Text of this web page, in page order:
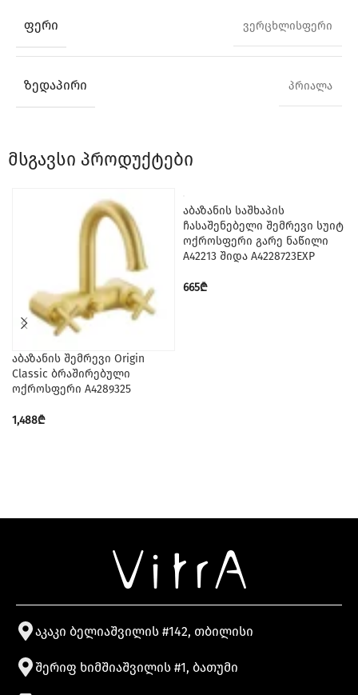
ᲤᲔᲠᲘ ვერცხლისფერი
ᲖᲔᲓᲐᲞᲘᲠᲘ პრიალა
მსგავსი პროდუქტები
აბაზანის შემრევი Origin
Classic ბრაშირებული
ოქროსფერი A4289325
1,488₾
აბაზანის საშხაპის
ჩასაშენებელი შემრევი სუიტ
ოქროსფერი გარე ნაწილი
A42213 შიდა A4228723EXP
665₾
აკაკი ბელიაშვილის #142, თბილისი
შერიფ ხიმშიაშვილის #1, ბათუმი